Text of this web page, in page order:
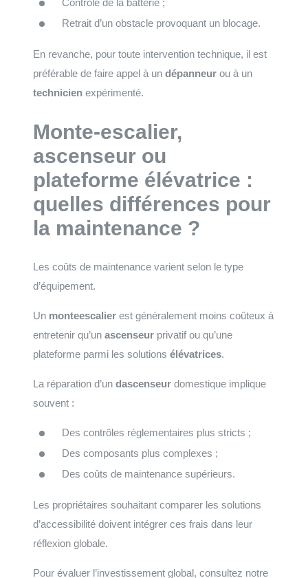
Contrôle de la batterie ;
Retrait d’un obstacle provoquant un blocage.
En revanche, pour toute intervention technique, il est
préférable de faire appel à un dépanneur ou à un
technicien expérimenté.
Monte-escalier,
ascenseur ou
plateforme élévatrice :
quelles différences pour
la maintenance ?
Les coûts de maintenance varient selon le type
d’équipement.
Un monteescalier est généralement moins coûteux à
entretenir qu’un ascenseur privatif ou qu’une
plateforme parmi les solutions élévatrices.
La réparation d’un dascenseur domestique implique
souvent :
Des contrôles réglementaires plus stricts ;
Des composants plus complexes ;
Des coûts de maintenance supérieurs.
Les propriétaires souhaitant comparer les solutions
d’accessibilité doivent intégrer ces frais dans leur
réflexion globale.
Pour évaluer l’investissement global, consultez notre